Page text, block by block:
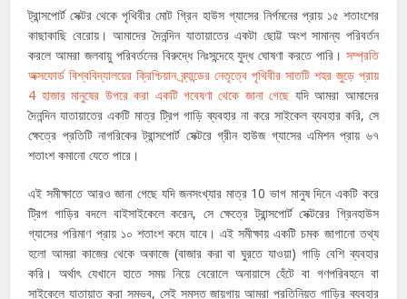
ট্রান্সপোর্ট সেক্টর থেকে পৃথিবীর মোট গ্রিন হাউস গ্যাসের নির্গমনের প্রায় ১৫ শতাংশের
কাছাকাছি বেরোয়। আমাদের দৈনন্দিন যাতায়াতের একটা ছোট্ট অংশ সামান্য পরিবর্তন
করলে আমরা জলবায়ু পরিবর্তনের বিরুদ্ধে নিঃসন্দেহে যুদ্ধ ঘোষণা করতে পারি। সম্প্রতি
অক্সফোর্ড বিশ্ববিদ্যালয়ের ক্রিশ্চিয়ান ব্র্যান্ডের নেতৃত্বে পৃথিবীর সাতটি শহর জুড়ে প্রায়
4 হাজার মানুষের উপরে করা একটি গবেষণা থেকে জানা গেছে যদি আমরা আমাদের
দৈনন্দিন যাতায়াতের একটি মাত্র ট্রিপ গাড়ি ব্যবহার না করে সাইকেল ব্যবহার করি, সে
ক্ষেত্রে প্রতিটি নাগরিকের ট্রান্সপোর্ট সেক্টরে গ্রীন হাউজ গ্যাসের এমিশন প্রায় ৬৭
শতাংশ কমানো যেতে পারে।
এই সমীক্ষাতে আরও জানা গেছে যদি জনসংখ্যার মাত্র 10 ভাগ মানুষ দিনে একটি করে
ট্রিপ গাড়ির বদলে বাইসাইকেলে করেন, সে ক্ষেত্রে ট্রান্সপোর্ট সেক্টরের গ্রিনহাউস
গ্যাসের পরিমাণ প্রায় ১০ শতাংশ কমে যাবে। এই সমীক্ষায় একটি চমক জাগানো তথ্য
হলো আমরা কাজের থেকে অকাজে (বাজার করা বা ঘুরতে যাওয়া) গাড়ি বেশি ব্যবহার
করি। অর্থাৎ যেখানে হাতে সময় নিয়ে বেরোলে অনায়াসে হেঁটে বা গণপরিবহনে বা
সাইকেলে যাতায়াত করা সম্ভব, সেই সমস্ত জায়গায় আমরা প্রতিনিয়ত গাড়ির ব্যবহার